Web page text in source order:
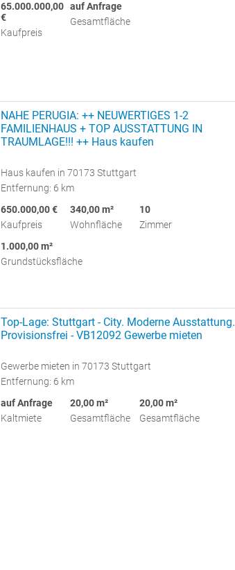
65.000.000,00
€
Kaufpreis
auf Anfrage
Gesamtfläche
NAHE PERUGIA: ++ NEUWERTIGES 1-2
FAMILIENHAUS + TOP AUSSTATTUNG IN
TRAUMLAGE!!! ++ Haus kaufen
Haus kaufen in 70173 Stuttgart
Entfernung: 6 km
650.000,00 €
Kaufpreis
340,00 m²
Wohnfläche
10
Zimmer
1.000,00 m²
Grundstücksfläche
Top-Lage: Stuttgart - City. Moderne Ausstattung.
Provisionsfrei - VB12092 Gewerbe mieten
Gewerbe mieten in 70173 Stuttgart
Entfernung: 6 km
auf Anfrage
Kaltmiete
20,00 m²
Gesamtfläche
20,00 m²
Gesamtfläche